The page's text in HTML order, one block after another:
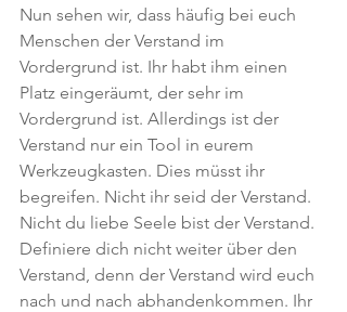
Nun sehen wir, dass häufig bei euch
Menschen der Verstand im
Vordergrund ist. Ihr habt ihm einen
Platz eingeräumt, der sehr im
Vordergrund ist. Allerdings ist der
Verstand nur ein Tool in eurem
Werkzeugkasten. Dies müsst ihr
begreifen. Nicht ihr seid der Verstand.
Nicht du liebe Seele bist der Verstand.
Definiere dich nicht weiter über den
Verstand, denn der Verstand wird euch
nach und nach abhandenkommen. Ihr